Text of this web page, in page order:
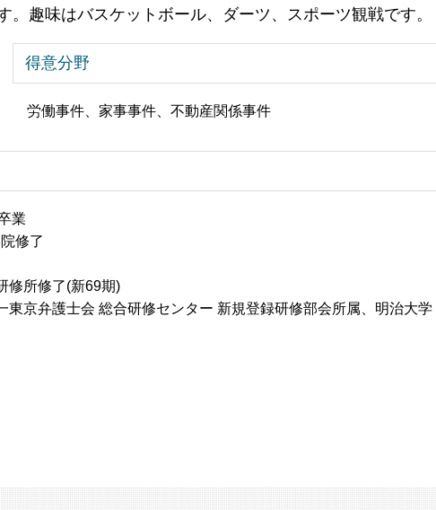
。趣味はバスケットボール、ダーツ、スポーツ観戦です。
得意分野
労働事件、家事事件、不動産関係事件
業
修了
修所修了(新69期)
東京弁護士会 総合研修センター 新規登録研修部会所属、明治大学